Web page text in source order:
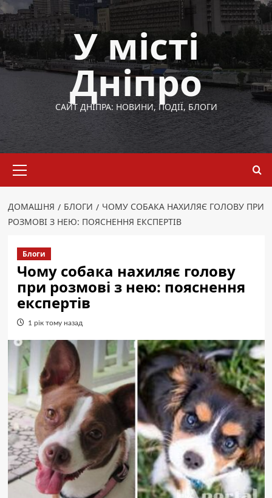
Перейти
до
вмісту
У місті
Дніпро
САЙТ ДНІПРА: НОВИНИ, ПОДІЇ, БЛОГИ
меню
ДОМАШНЯ БЛОГИ
ЧОМУ СОБАКА НАХИЛЯЄ ГОЛОВУ ПРИ
РОЗМОВІ З НЕЮ: ПОЯСНЕННЯ ЕКСПЕРТІВ
Блоги
Чому собака нахиляє голову
при розмові з нею: пояснення
експертів
1 рік тому назад